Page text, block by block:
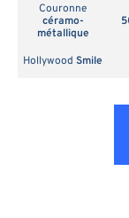
Couronne
céramo-
métallique
Hollywood Smile